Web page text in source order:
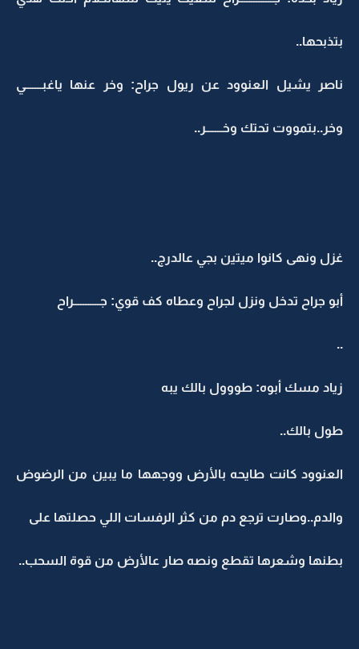
بتذبحها..
ناصر يشيل العنوود عن ريول جراح: وخر عنها ياغبـــــــي
وخر..بتمووت تحتك وخـــــــر..
غزل ونهى كانوا ميتين بجي عالدرج..
أبو جراح تدخل ونزل لجراح وعطاه كف قوي: جـــــــــــراح
..
زياد مسك أبوه: طووول بالك يبه
طول بالك..
العنوود كانت طايحه بالأرض ووجهها ما يبين من الرضوض
والدم..وصارت ترجع دم من كثر الرفسات اللي حصلتها على
بطنها وشعرها تقطع ونصه صار عالأرض من قوة السحب..